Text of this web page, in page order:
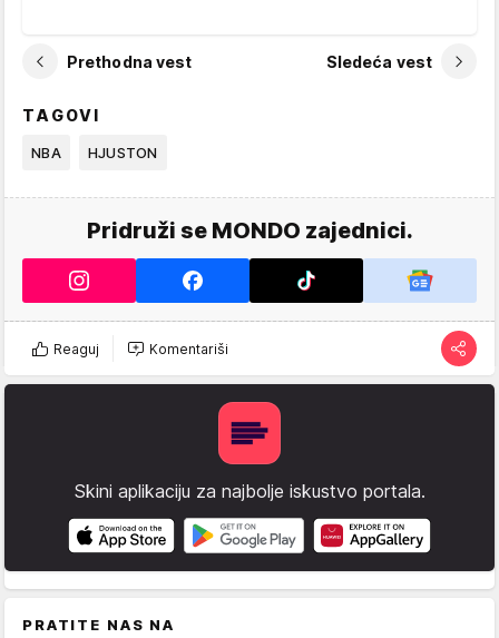
Prethodna vest Sledeća vest
TAGOVI
NBA HJUSTON
Pridruži se MONDO zajednici.
Reaguj Komentariši
Skini aplikaciju za najbolje iskustvo portala.
PRATITE NAS NA